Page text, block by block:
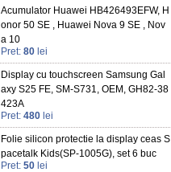
Acumulator Huawei HB426493EFW, H
onor 50 SE , Huawei Nova 9 SE , Nov
a 10
Pret: 80 lei
Display cu touchscreen Samsung Gal
axy S25 FE, SM-S731, OEM, GH82-38
423A
Pret: 480 lei
Folie silicon protectie la display ceas S
pacetalk Kids(SP-1005G), set 6 buc
Pret: 50 lei